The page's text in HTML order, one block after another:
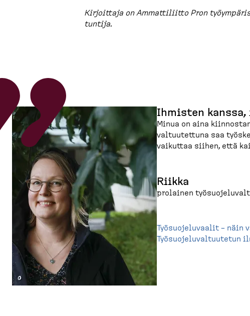
Kirjoittaja on Ammatti­liitto Pron
tuntija.
Ihmisten
Minua on aina
val­tuu­tettuna saa
vaikuttaa siihen, että
Riikka
prolainen
Työsuo­je­lu­vaalit – näin
Työsuo­je­lu­val­tuutetun